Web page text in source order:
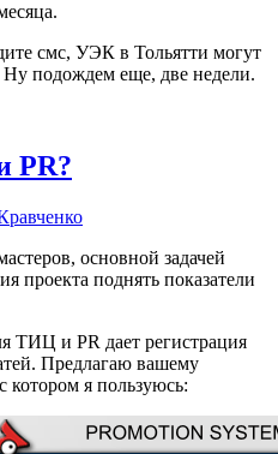
смс, УЭК в Тольятти могут
Ну подождем еще, две недели.
PR?
основной задачей
проекта поднять показатели
ТИЦ и PR дает регистрация
Предлагаю вашему
котором я пользуюсь: